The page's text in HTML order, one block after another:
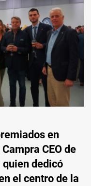
en
CEO de
quien dedicó
el centro de la